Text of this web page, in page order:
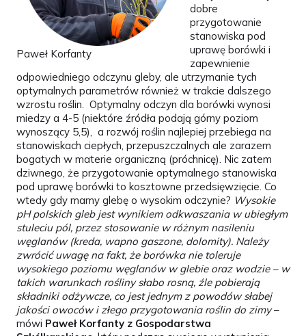
Paweł Korfanty
dobre
przygotowanie
stanowiska pod
uprawę borówki i
zapewnienie
odpowiedniego odczynu gleby, ale utrzymanie tych
optymalnych parametrów również w trakcie dalszego
wzrostu roślin. Optymalny odczyn dla borówki wynosi
miedzy a 4-5 (niektóre źródła podają górny poziom
wynoszący 5,5), a rozwój roślin najlepiej przebiega na
stanowiskach ciepłych, przepuszczalnych ale zarazem
bogatych w materie organiczną (próchnicę). Nic zatem
dziwnego, że przygotowanie optymalnego stanowiska
pod uprawę borówki to kosztowne przedsięwzięcie. Co
wtedy gdy mamy glebę o wysokim odczynie? Wysokie
pH polskich gleb jest wynikiem odkwaszania w ubiegłym
stuleciu pól, przez stosowanie w różnym nasileniu
węglanów (kreda, wapno gaszone, dolomity). Należy
zwrócić uwagę na fakt, że borówka nie toleruje
wysokiego poziomu węglanów w glebie oraz wodzie – w
takich warunkach rośliny słabo rosną, źle pobierają
składniki odżywcze, co jest jednym z powodów słabej
jakości owoców i złego przygotowania roślin do zimy–
mówi Paweł Korfanty z Gospodarstwa